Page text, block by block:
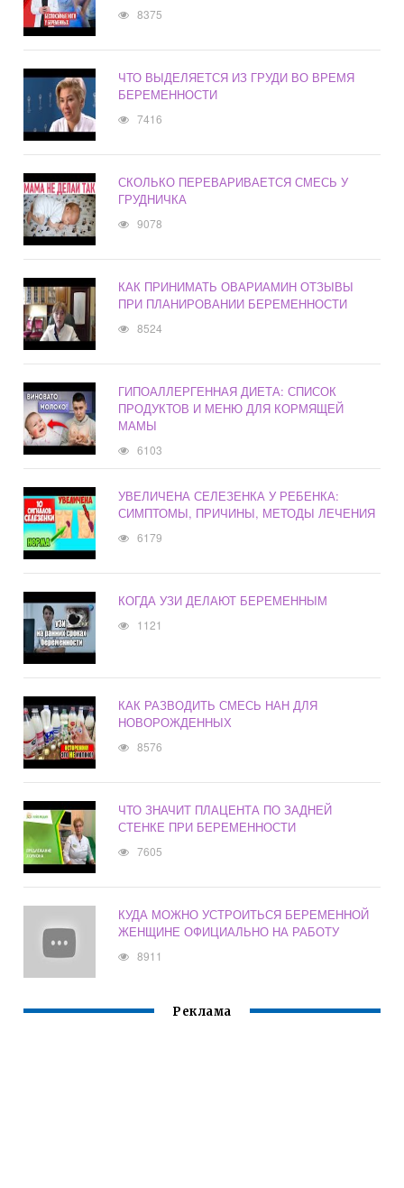
8375
ЧТО ВЫДЕЛЯЕТСЯ ИЗ ГРУДИ ВО ВРЕМЯ
БЕРЕМЕННОСТИ
7416
СКОЛЬКО ПЕРЕВАРИВАЕТСЯ СМЕСЬ У
ГРУДНИЧКА
9078
КАК ПРИНИМАТЬ ОВАРИАМИН ОТЗЫВЫ
ПРИ ПЛАНИРОВАНИИ БЕРЕМЕННОСТИ
8524
ГИПОАЛЛЕРГЕННАЯ ДИЕТА: СПИСОК
ПРОДУКТОВ И МЕНЮ ДЛЯ КОРМЯЩЕЙ
МАМЫ
6103
УВЕЛИЧЕНА СЕЛЕЗЕНКА У РЕБЕНКА:
СИМПТОМЫ, ПРИЧИНЫ, МЕТОДЫ ЛЕЧЕНИЯ
6179
КОГДА УЗИ ДЕЛАЮТ БЕРЕМЕННЫМ
1121
КАК РАЗВОДИТЬ СМЕСЬ НАН ДЛЯ
НОВОРОЖДЕННЫХ
8576
ЧТО ЗНАЧИТ ПЛАЦЕНТА ПО ЗАДНЕЙ
СТЕНКЕ ПРИ БЕРЕМЕННОСТИ
7605
КУДА МОЖНО УСТРОИТЬСЯ БЕРЕМЕННОЙ
ЖЕНЩИНЕ ОФИЦИАЛЬНО НА РАБОТУ
8911
Реклама